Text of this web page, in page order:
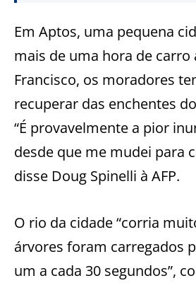
Em Aptos, uma pequena
mais de uma hora de carro
Francisco, os moradores
recuperar das enchentes
“É provavelmente a pior
desde que me mudei para
disse Doug Spinelli à AFP.
O rio da cidade “corria
árvores foram carregados
um a cada 30 segundos”,